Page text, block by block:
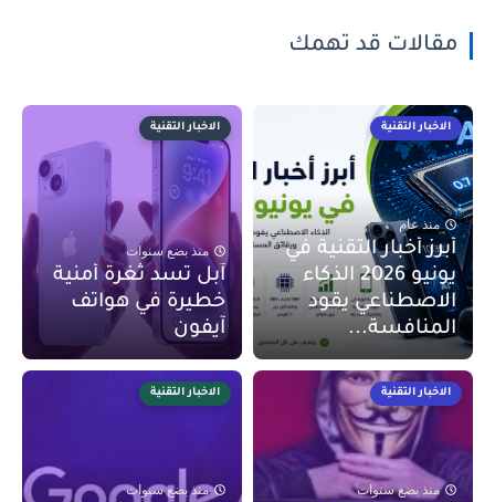
مقالات قد تهمك
الاخبار التقنية
منذ عام
أبرز أخبار التقنية في
يونيو 2026 الذكاء
الاصطناعي يقود
المنافسة...
الاخبار التقنية
منذ بضع سنوات
آبل تسد ثغرة أمنية
خطيرة في هواتف
آيفون
الاخبار التقنية
منذ بضع سنوات
الاخبار التقنية
منذ بضع سنوات